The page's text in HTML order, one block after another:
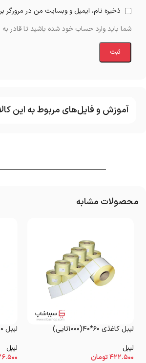
ذخیره نام، ایمیل و وبسایت من در مرورگر
شما باید وارد حساب خود شده باشید تا قادر
آموزش و فایل‌های مربوط به این
محصولات مشابه
لیبل کاغذی ۶۰*۴۰(۱۰۰۰تایی)
لیبل
۴۲۲.۵۰۰تومان
لیبل ۵۰*۲۵(دو ردیفه ۴۰۰۰تایی)
لیبل